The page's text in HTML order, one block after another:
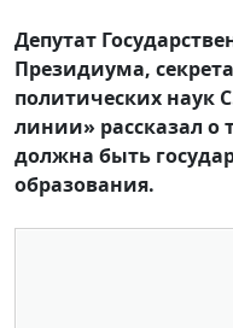
Депутат
Президиума,
политических наук
линии» рассказал о
должна быть
образования.